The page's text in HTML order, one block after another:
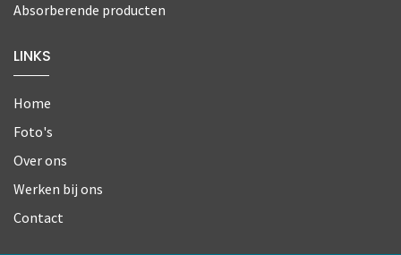
Absorberende producten
LINKS
Home
Foto's
Over ons
Werken bij ons
Contact